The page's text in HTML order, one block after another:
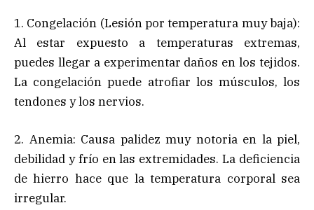
1. Congelación (Lesión por temperatura muy baja):
Al estar expuesto a temperaturas extremas,
puedes llegar a experimentar daños en los tejidos.
La congelación puede atrofiar los músculos, los
tendones y los nervios.
2. Anemia: Causa palidez muy notoria en la piel,
debilidad y frío en las extremidades. La deficiencia
de hierro hace que la temperatura corporal sea
irregular.